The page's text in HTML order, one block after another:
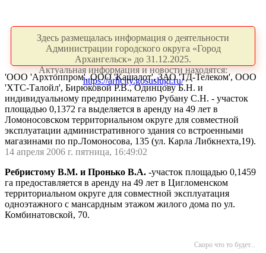
Здесь размещалась информация о деятельности
Администрации городского округа «Город
Архангельск» до 31.12.2025.
Актуальная информация и новости находятся:
https://arhcity.gosuslugi.ru/
'ООО 'Архтоппром', ООО 'Кашалот', ЗАО 'ТД-Телеком', ООО
'ХТС-Талойл', Бирюковой Р.В., Одинцову Б.Н. и
индивидуальному предпринимателю Рубану С.Н. - участок
площадью 0,1372 га выделяется в аренду на 49 лет в
Ломоносовском территориальном округе для совместной
эксплуатации административного здания со встроенными
магазинами по пр.Ломоносова, 135 (ул. Карла Либкнехта,19).
14 апреля 2006 г. пятница, 16:49:02
Ребристому В.М. и Пронько В.А. -участок площадью 0,1459
га предоставляется в аренду на 49 лет в Цигломенском
территориальном округе для совместной эксплуатация
одноэтажного с мансардным этажом жилого дома по ул.
Комбинатовской, 70.
Скоро что то будет...